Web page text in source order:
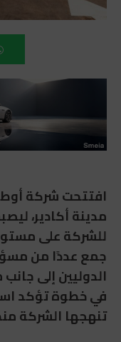
افتتحت شركة
مدينة أكادير،
للشركة على
جمع عددًا من
الدوليين إلى
في خطوة تؤكد
تنهجها الشركة